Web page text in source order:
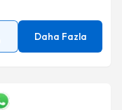
Daha Fazla